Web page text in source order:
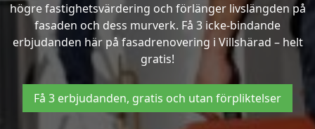
högre fastighetsvärdering och förlänger livslängden på
fasaden och dess murverk. Få 3 icke-bindande
erbjudanden här på fasadrenovering i Villshärad – helt
gratis!
Få 3 erbjudanden, gratis och utan förpliktelser